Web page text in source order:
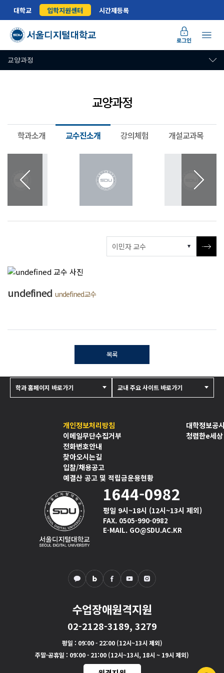
대학교 입학지원센터 시간제등록
로그인
교양과정
교양과정
학과소개 교수진소개 강의체험 개설교과목
undefined undefined교수
목록
개인정보처리방침
이메일무단수집거부
전화번호안내
찾아오시는길
입찰/채용공고
예결산 공고 및 적립금운용현황
대학정보공
청렴한e세상
1644-0982
평일 9시~18시 (12시~13시 제외)
FAX. 0505-990-0982
E-MAIL. GO@SDU.AC.KR
수업장애원격지원
02-2128-3189, 3279
평일 : 09:00 - 22:00 (12시~13시 제외)
주말·공휴일 : 09:00 - 21:00 (12시~13시, 18시 ~ 19시 제외)
학과 홈페이지 바로가기 교내 주요 사이트 바로가기